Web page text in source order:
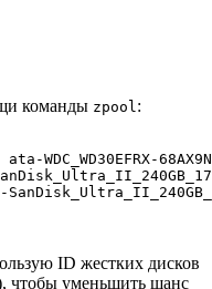
команды zpool :
ID жестких дисков
чтобы уменьшить шанс